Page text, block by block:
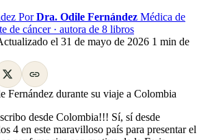
Por Dra. Odile Fernández Médica de
de cáncer · autora de 8 libros
el 31 de mayo de 2026 1 min de
desde Colombia!!! Sí, sí desde
4 en este maravilloso país para presentar el